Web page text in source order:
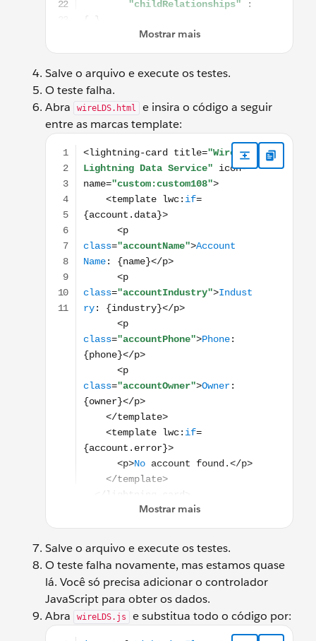
Salve o arquivo e execute os testes.
O teste falha.
Abra
wireLDS.html
e insira o código a seguir
entre as marcas template:
<lightning-card title="Wire Lightning Data
Salve o arquivo e execute os testes.
O teste falha novamente, mas estamos quase
lá. Você só precisa adicionar o controlador
JavaScript para obter os dados.
Abra
wireLDS.js
e substitua todo o código por:
import { LightningElement, api, wire } from 'lwc';